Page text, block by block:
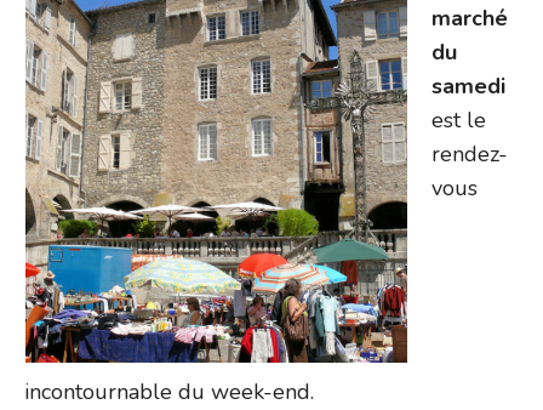
marché
du
samedi
est le
rendez-
vous
incontournable du week-end.